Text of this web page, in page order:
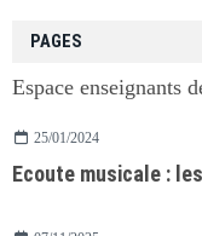
25/01/2024
Ecoute musicale :
PAGES
Espace enseignants